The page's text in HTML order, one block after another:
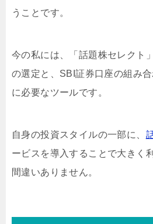
うことです。
今の私には、「話題株セレクト
の選定と、SBI証券口座の組み
に必要なツールです。
自身の投資スタイルの一部に、
ービスを導入することで大きく
間違いありません。